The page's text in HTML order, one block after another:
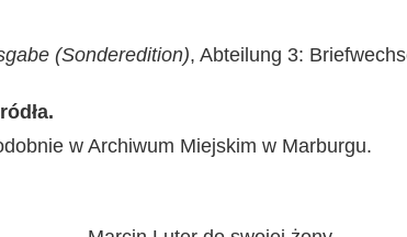
(Sonderedition), Abteilung 3:
w Archiwum Miejskim w Marburgu.